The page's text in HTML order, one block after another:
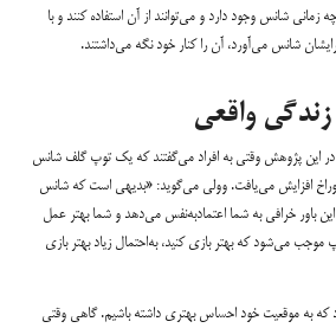
شانس وجود دارد و می‌توانند از آن استفاده کنند و با
شانس می‌آورد، آن را کنار خود نگه می‌داشتند.
واقعی
شد؛ در این پژوهش وقتی به افراد می‌گفتند که یک توپ گلف شانس
افزایش می‌یافت. وولی می‌گوید: «بدیهی است که شانس
باور خرافی به شما اعتمادبه‌نفس می‌دهد و شما بهتر عمل
می‌شود که بهتر بازی کنید، به‌احتمال زیاد بهتر بازی
به موقعیت خود احساس بهتری داشته باشیم. گاهی وقتی